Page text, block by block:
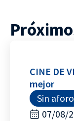
CINE DE
mejor
Sin aforo
07/08/